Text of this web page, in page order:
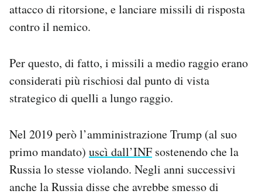
attacco di ritorsione, e lanciare missili di risposta
contro il nemico.
Per questo, di fatto, i missili a medio raggio erano
considerati più rischiosi dal punto di vista
strategico di quelli a lungo raggio.
Nel 2019 però l’amministrazione Trump (al suo
primo mandato) uscì dall’INF sostenendo che la
Russia lo stesse violando. Negli anni successivi
anche la Russia disse che avrebbe smesso di